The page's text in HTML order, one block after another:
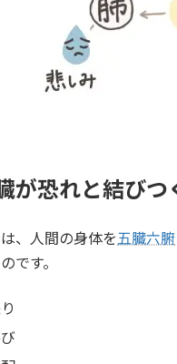
が恐れと結びつ
、人間の身体を 五臓六腑
です。